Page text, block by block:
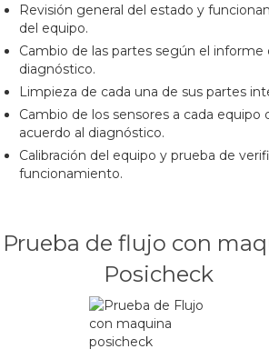
Revisión general del estado y
del equipo.
Cambio de las partes según el informe
diagnóstico.
Limpieza de cada una de sus partes
Cambio de los sensores a cada equipo
acuerdo al diagnóstico.
Calibración del equipo y prueba de
funcionamiento.
Prueba de flujo con
Posicheck